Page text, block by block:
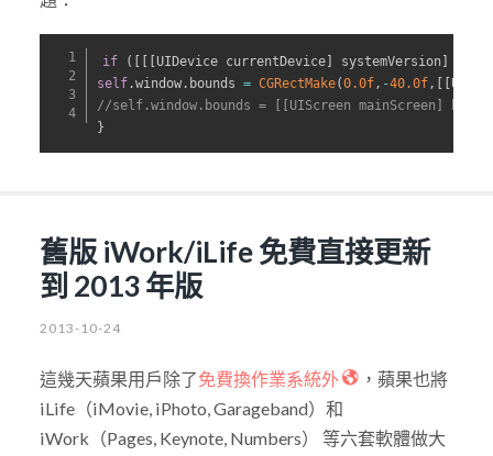
if ( [ [ [UIDevice currentDevice] systemVersion]
self.window. bounds = CGRectMake(0.0f, -40.0f, [ [
//self.window.bounds = [[UIScreen mainScreen]
}
舊版 iWork/iLife 免費直接更新
到 2013 年版
2013-10-24
這幾天蘋果用戶除了免費換作業系統外
，蘋果也將
iLife（iMovie, iPhoto, Garageband）和
iWork（Pages, Keynote, Numbers） 等六套軟體做大